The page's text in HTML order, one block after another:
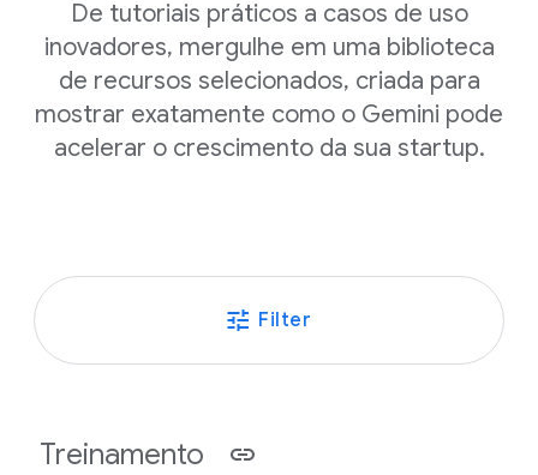
De tutoriais práticos a casos de uso
inovadores, mergulhe em uma biblioteca
de recursos selecionados, criada para
mostrar exatamente como o Gemini pode
acelerar o crescimento da sua startup.
Filter
Treinamento